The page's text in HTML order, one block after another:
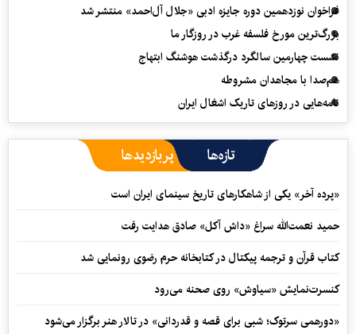
فراخوان نوزدهمین دوره جایزه ادبی «جلال آل‌احمد» منتشر شد
بزرگ‌ترین مورخ فلسفه غرب در روزگار ما
نشست چهارمین سالگرد درگذشت هوشنگ ابتهاج
هم‌صدا با مجاهدان مشروطه
نامه‌هایی در روزهای تاریک اشغال ایران
تازه‌ها پربازدیدها
«پرده آخر» یکی از شاهکارهای تاریخ سینمای ایران است
حمید نعمت‌‏الله سراغ «داش آکل» صادق هدایت رفت
کتاب قرآن و ترجمه پیکتال در کتابخانه حرم رضوی رونمایی شد
کنسرت‌نمایش «سیاوش» روی صحنه می‌رود
«دورهمی سرتوک؛ شبی برای قصه و قدردانی» در تالار هنر برگزار می‌شود